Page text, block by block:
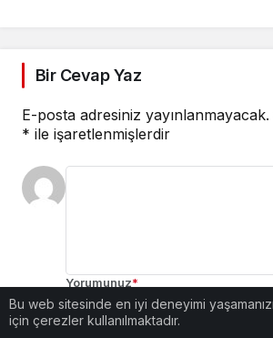
Bir Cevap Yaz
E-posta adresiniz yayınlanmayacak.
* ile işaretlenmişlerdir
Yorumunuz*
0/30 karakter
Bu web sitesinde en iyi deneyimi
için çerezler kullanılmaktadır.